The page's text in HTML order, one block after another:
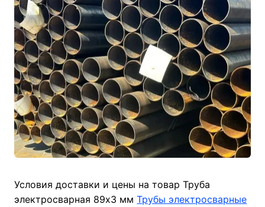
Условия доставки и цены на товар Труба
электросварная 89х3 ммТрубы электросварные